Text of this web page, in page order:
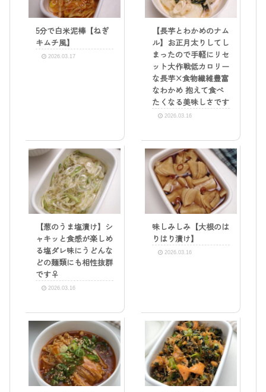
5分で白米泥棒【ねぎ
キムチ風】
2026.03.17
【長芋とわかめのナム
ル】お正月太りしてし
まったので手軽にリセ
ット大作戦低カロリー
な長芋×食物繊維豊富
なわかめ 抱えて食べ
たくなる美味しさです
2026.03.16
【葱のうま塩漬け】シ
ャキッと食感が楽しめ
る塩ダレ味にうどんな
どの麺類にも相性抜群
です‍♀️
2026.03.16
味しみしみ【大根のは
りはり漬け】
2026.03.16